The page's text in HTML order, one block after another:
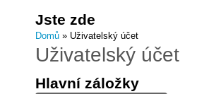
Jste zde
Domů » Uživatelský účet
Uživatelský účet
Hlavní záložky